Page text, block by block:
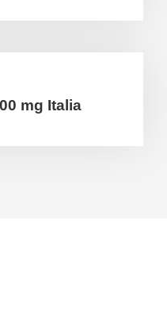
mg Italia